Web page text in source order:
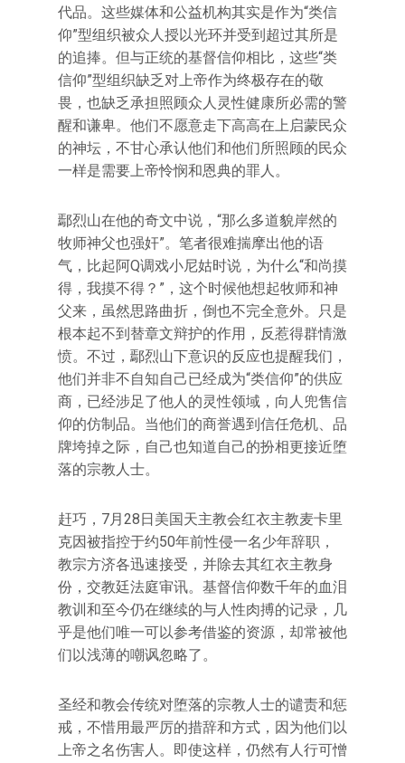
代品。这些媒体和公益机构其实是作为“类信
仰”型组织被众人授以光环并受到超过其所是
的追捧。但与正统的基督信仰相比，这些“类
信仰”型组织缺乏对上帝作为终极存在的敬
畏，也缺乏承担照顾众人灵性健康所必需的警
醒和谦卑。他们不愿意走下高高在上启蒙民众
的神坛，不甘心承认他们和他们所照顾的民众
一样是需要上帝怜悯和恩典的罪人。
鄢烈山在他的奇文中说，“那么多道貌岸然的
牧师神父也强奸”。笔者很难揣摩出他的语
气，比起阿Q调戏小尼姑时说，为什么“和尚摸
得，我摸不得？”，这个时候他想起牧师和神
父来，虽然思路曲折，倒也不完全意外。只是
根本起不到替章文辩护的作用，反惹得群情激
愤。不过，鄢烈山下意识的反应也提醒我们，
他们并非不自知自己已经成为“类信仰”的供应
商，已经涉足了他人的灵性领域，向人兜售信
仰的仿制品。当他们的商誉遇到信任危机、品
牌垮掉之际，自己也知道自己的扮相更接近堕
落的宗教人士。
赶巧，7月28日美国天主教会红衣主教麦卡里
克因被指控于约50年前性侵一名少年辞职，
教宗方济各迅速接受，并除去其红衣主教身
份，交教廷法庭审讯。基督信仰数千年的血泪
教训和至今仍在继续的与人性肉搏的记录，几
乎是他们唯一可以参考借鉴的资源，却常被他
们以浅薄的嘲讽忽略了。
圣经和教会传统对堕落的宗教人士的谴责和惩
戒，不惜用最严厉的措辞和方式，因为他们以
上帝之名伤害人。即使这样，仍然有人行可憎